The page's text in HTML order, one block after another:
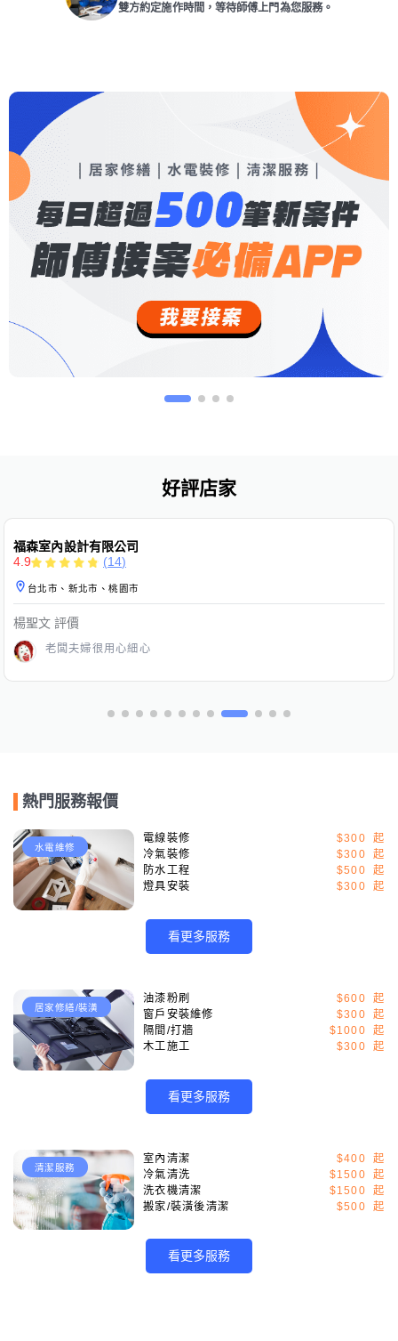
雙方約定施作時間，等待師傅上門為您服務。
好評店家
立帆工程-木工裝修、天花板設計
5.0
(8)
新北市、桃園市、新竹市東區
德評價
老闆是30歲出頭的年輕人，很專業懂得很多，新成屋裝潢一系列
熱門服務報價
水電維修
電線裝修
$300
冷氣裝修
$300
防水工程
$500
燈具安裝
$300
看更多服務
居家修繕/裝潢
油漆粉刷
$600
窗戶安裝維修
$300
隔間/打牆
$1000
木工施工
$300
看更多服務
清潔服務
室內清潔
$400
冷氣清洗
$1500
洗衣機清潔
$1500
搬家/裝潢後清潔
$500
看更多服務